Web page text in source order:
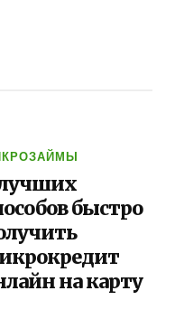
быстро
на карту